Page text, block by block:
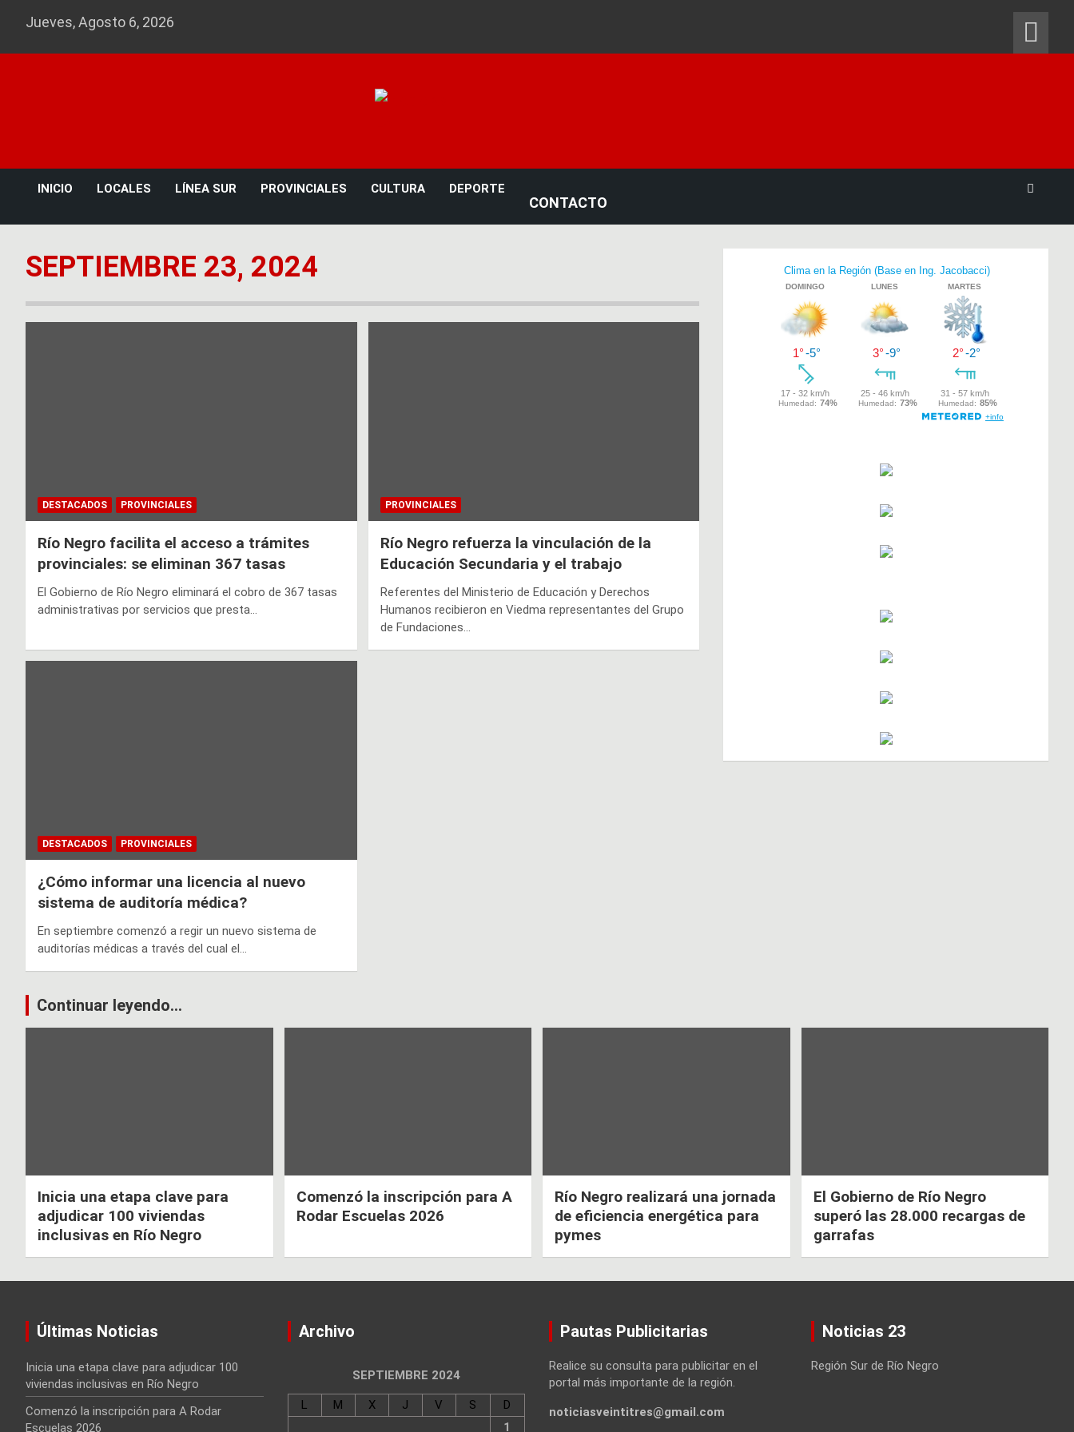
Jueves, Agosto 6, 2026
INICIO LOCALES LÍNEA SUR PROVINCIALES CULTURA DEPORTE
CONTACTO
SEPTIEMBRE 23, 2024
DESTACADOS PROVINCIALES
Río Negro facilita el acceso a trámites
provinciales: se eliminan 367 tasas
El Gobierno de Río Negro eliminará el cobro de 367 tasas
administrativas por servicios que presta…
PROVINCIALES
Río Negro refuerza la vinculación de la
Educación Secundaria y el trabajo
Referentes del Ministerio de Educación y Derechos
Humanos recibieron en Viedma representantes del Grupo
de Fundaciones…
DESTACADOS PROVINCIALES
¿Cómo informar una licencia al nuevo
sistema de auditoría médica?
En septiembre comenzó a regir un nuevo sistema de
auditorías médicas a través del cual el…
Continuar leyendo...
Inicia una etapa clave para
adjudicar 100 viviendas
inclusivas en Río Negro
Comenzó la inscripción para A
Rodar Escuelas 2026
Río Negro realizará una jornada
de eficiencia energética para
pymes
El Gobierno de Río Negro
superó las 28.000 recargas de
garrafas
Últimas Noticias
Inicia una etapa clave para adjudicar 100
viviendas inclusivas en Río Negro
Comenzó la inscripción para A Rodar
Escuelas 2026
Archivo
SEPTIEMBRE 2024
L M X J V S
D
1
Pautas Publicitarias
Realice su consulta para publicitar en el
portal más importante de la región.
noticiasveintitres@gmail.com
Noticias 23
Región Sur de Río Negro